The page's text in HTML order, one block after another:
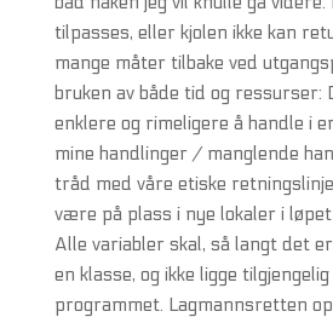
tilpasses, eller kjolen ikke kan
mange måter tilbake ved
bruken av både tid og
enklere og rimeligere å handle i
mine handlinger / manglende
tråd med våre etiske
være på plass i nye lokaler i
Alle variabler skal, så langt det
en klasse, og ikke ligge
programmet. Lagmannsretten